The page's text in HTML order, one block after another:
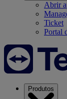
Abrir
Ticket
Portal
Produtos